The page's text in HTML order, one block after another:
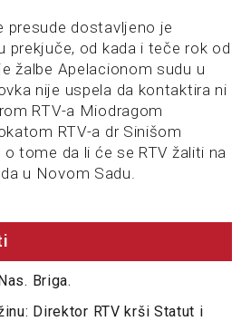
presude dostavljeno je
prekjuče, od kada i teče rok od
žalbe Apelacionom sudu u
nije uspela da kontaktira ni
RTV-a Miodragom
RTV-a dr Sinišom
tome da li će se RTV žaliti na
u Novom Sadu.
Briga.
Direktor RTV krši Statut i